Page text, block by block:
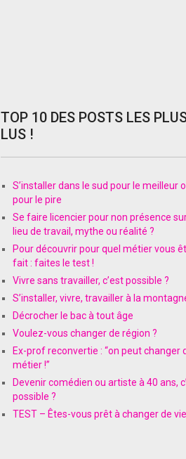
TOP 10 DES POSTS LES
LUS !
S’installer dans le sud pour le meilleur
pour le pire
Se faire licencier pour non présence
lieu de travail, mythe ou réalité ?
Pour découvrir pour quel métier vous
fait : faites le test !
Vivre sans travailler, c’est possible ?
S’installer, vivre, travailler à la
Décrocher le bac à tout âge
Voulez-vous changer de région ?
Ex-prof reconvertie : “on peut changer
métier !”
Devenir comédien ou artiste à 40 ans,
possible ?
TEST – Êtes-vous prêt à changer de